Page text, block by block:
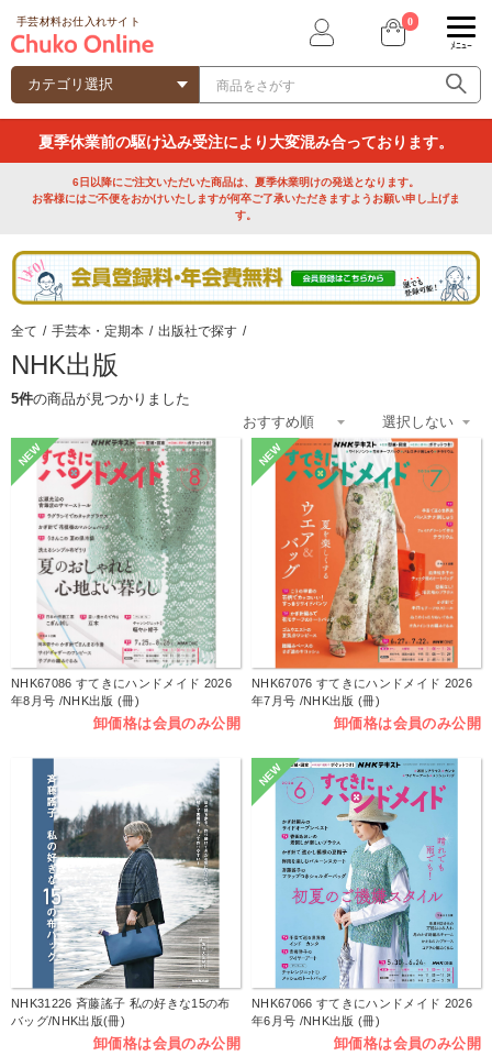
手芸材料お仕入れサイト 0
ﾒﾆｭｰ
夏季休業前の駆け込み受注により大変混み合っております。
6日以降にご注文いただいた商品は、夏季休業明けの発送となります。
お客様にはご不便をおかけいたしますが何卒ご了承いただきますようお願い申し上げま
す。
全て / 手芸本・定期本 / 出版社で探す /
NHK出版
5件の商品が見つかりました
NEW
NHK67086 すてきにハンドメイド 2026
年8月号 /NHK出版 (冊)
卸価格は会員のみ公開
NEW
NHK67076 すてきにハンドメイド 2026
年7月号 /NHK出版 (冊)
卸価格は会員のみ公開
NHK31226 斉藤謠子 私の好きな15の布
バッグ/NHK出版(冊)
卸価格は会員のみ公開
NEW
NHK67066 すてきにハンドメイド 2026
年6月号 /NHK出版 (冊)
卸価格は会員のみ公開